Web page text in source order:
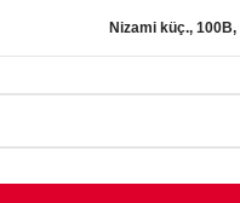
Nizami küç.,